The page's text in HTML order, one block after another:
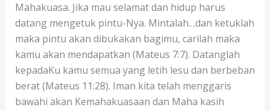
Mahakuasa. Jika mau selamat dan hidup harus
datang mengetuk pintu-Nya. Mintalah…dan ketuklah
maka pintu akan dibukakan bagimu, carilah maka
kamu akan mendapatkan (Mateus 7:7). Datanglah
kepadaKu kamu semua yang letih lesu dan berbeban
berat (Mateus 11:28). Iman kita telah menggaris
bawahi akan Kemahakuasaan dan Maha kasih